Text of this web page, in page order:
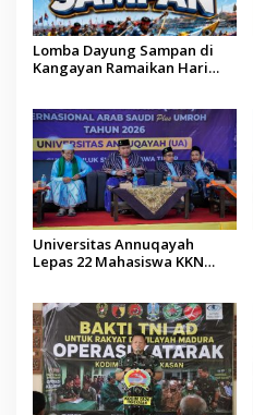
Lomba Dayung Sampan di
Kangayan Ramaikan Hari
Universitas Annuqayah
Lepas 22 Mahasiswa KKN